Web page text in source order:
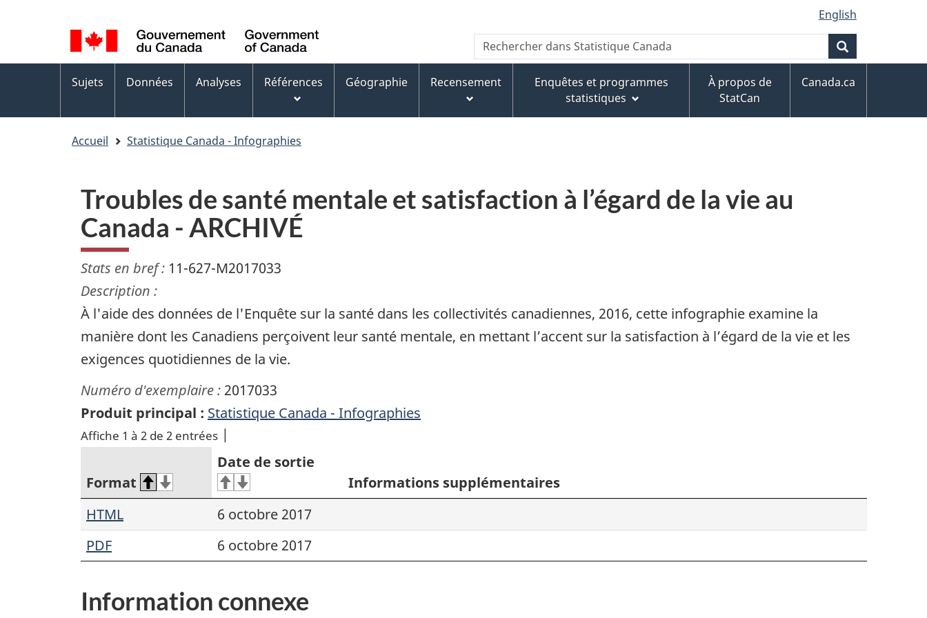
au
contenu
principal
au
pied
de
page
version
HTML
simplifiée
de
la
langue
Language
switcher
English
WxT
Search
form
Rechercher dans Statistique Canada
Menus
des
sujets
Sujets Données Analyses Références Géographie Recensement
Enquêtes et programmes
statistiques
À propos de
StatCan
Canada.ca
Accueil Statistique Canada - Infographies
Troubles de santé mentale et satisfaction à l’égard de la vie au
Canada - ARCHIVÉ
Stats en bref : 11-627-M2017033
Description :
À l'aide des données de l'Enquête sur la santé dans les collectivités canadiennes, 2016, cette infographie examine la
manière dont les Canadiens perçoivent leur santé mentale, en mettant l’accent sur la satisfaction à l’égard de la vie et les
exigences quotidiennes de la vie.
Numéro d'exemplaire : 2017033
Produit principal : Statistique Canada - Infographies
Affiche 1 à 2 de 2 entrées
Format
Date de sortie
Informations supplémentaires
HTML
6 octobre 2017
PDF
6 octobre 2017
Information connexe